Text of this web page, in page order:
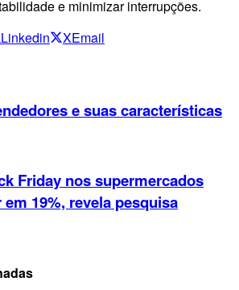
e minimizar interrupções.
Linkedin XEmail
e suas características
Friday nos supermercados
19%, revela pesquisa